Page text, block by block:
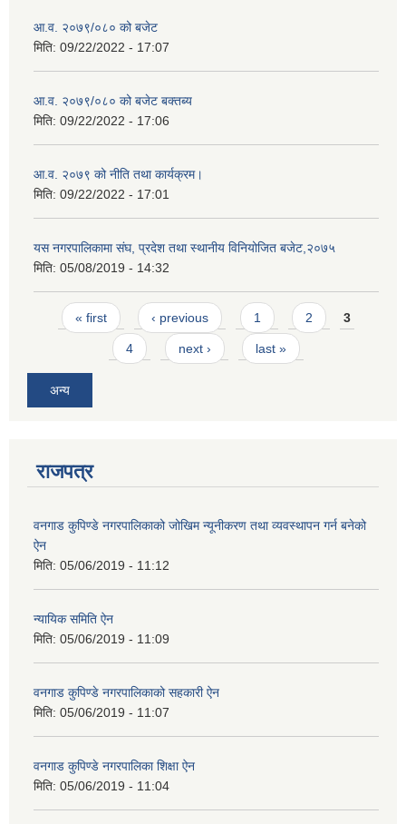
आ.व. २०७९/०८० को बजेट
मिति: 09/22/2022 - 17:07
आ.व. २०७९/०८० को बजेट बक्तब्य
मिति: 09/22/2022 - 17:06
आ.व. २०७९ को नीति तथा कार्यक्रम।
मिति: 09/22/2022 - 17:01
यस नगरपालिकामा संघ, प्रदेश तथा स्थानीय विनियोजित बजेट,२०७५
मिति: 05/08/2019 - 14:32
Pages
« first ‹ previous 1 2 3
4 next › last »
अन्य
राजपत्र
वनगाड कुपिण्डे नगरपालिकाको जोखिम न्यूनीकरण तथा व्यवस्थापन गर्न बनेको
ऐन
मिति: 05/06/2019 - 11:12
न्यायिक समिति ऐन
मिति: 05/06/2019 - 11:09
वनगाड कुपिण्डे नगरपालिकाको सहकारी ऐन
मिति: 05/06/2019 - 11:07
वनगाड कुपिण्डे नगरपालिका शिक्षा ऐन
मिति: 05/06/2019 - 11:04